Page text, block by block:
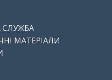
СЛУЖБА
МАТЕРІАЛИ